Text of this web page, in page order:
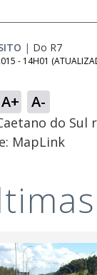
| Do R7
- 14H01
A+ A-
do
MapLink